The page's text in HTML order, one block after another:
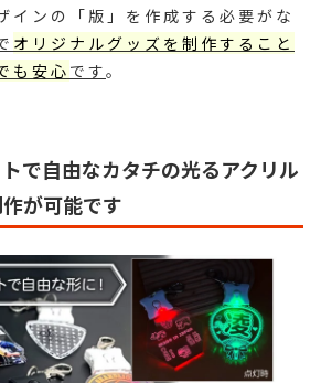
インの「版」を作成する必要がな
オリジナルグッズを制作すること
も安心 です。
で自由なカタチの光るアクリル
が可能です